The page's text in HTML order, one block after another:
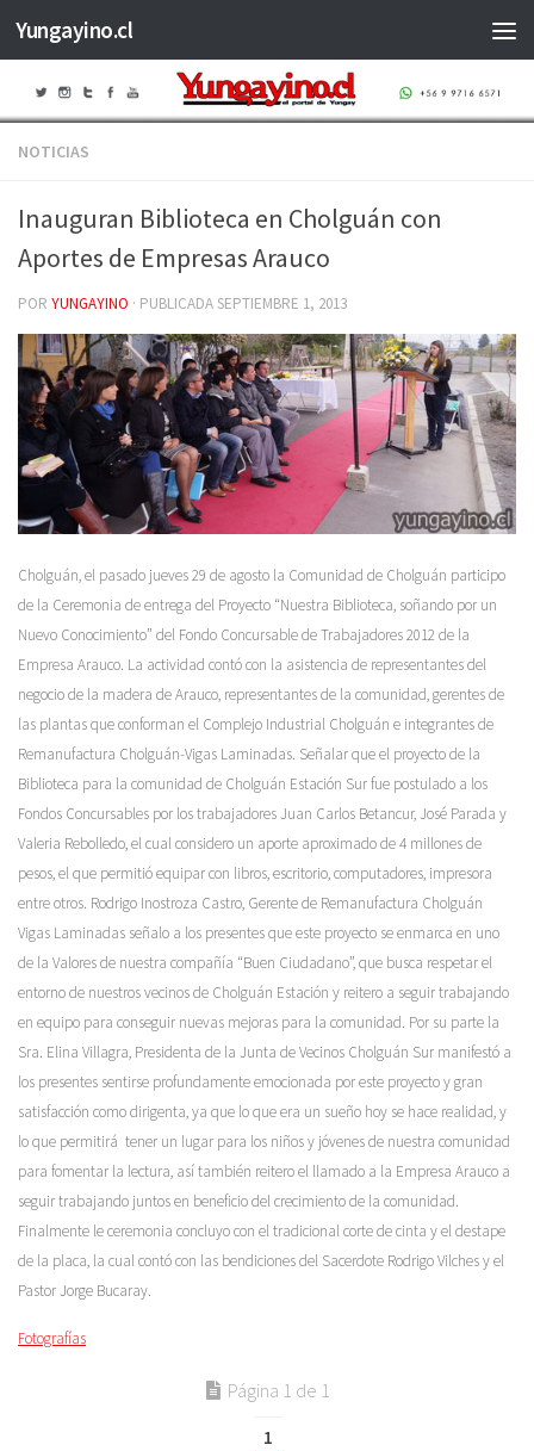
Saltar al contenido
Yungayino.cl
NOTICIAS
Inauguran Biblioteca en Cholguán con
Aportes de Empresas Arauco
POR YUNGAYINO · PUBLICADASEPTIEMBRE 1, 2013
Cholguán, el pasado jueves 29 de agosto la Comunidad de Cholguán participo
de la Ceremonia de entrega del Proyecto “Nuestra Biblioteca, soñando por un
Nuevo Conocimiento” del Fondo Concursable de Trabajadores 2012 de la
Empresa Arauco. La actividad contó con la asistencia de representantes del
negocio de la madera de Arauco, representantes de la comunidad, gerentes de
las plantas que conforman el Complejo Industrial Cholguán e integrantes de
Remanufactura Cholguán-Vigas Laminadas. Señalar que el proyecto de la
Biblioteca para la comunidad de Cholguán Estación Sur fue postulado a los
Fondos Concursables por los trabajadores Juan Carlos Betancur, José Parada y
Valeria Rebolledo, el cual considero un aporte aproximado de 4 millones de
pesos, el que permitió equipar con libros, escritorio, computadores, impresora
entre otros. Rodrigo Inostroza Castro, Gerente de Remanufactura Cholguán
Vigas Laminadas señalo a los presentes que este proyecto se enmarca en uno
de la Valores de nuestra compañía “Buen Ciudadano”, que busca respetar el
entorno de nuestros vecinos de Cholguán Estación y reitero a seguir trabajando
en equipo para conseguir nuevas mejoras para la comunidad. Por su parte la
Sra. Elina Villagra, Presidenta de la Junta de Vecinos Cholguán Sur manifestó a
los presentes sentirse profundamente emocionada por este proyecto y gran
satisfacción como dirigenta, ya que lo que era un sueño hoy se hace realidad, y
lo que permitirá tener un lugar para los niños y jóvenes de nuestra comunidad
para fomentar la lectura, así también reitero el llamado a la Empresa Arauco a
seguir trabajando juntos en beneficio del crecimiento de la comunidad.
Finalmente le ceremonia concluyo con el tradicional corte de cinta y el destape
de la placa, la cual contó con las bendiciones del Sacerdote Rodrigo Vilches y el
Pastor Jorge Bucaray.
Fotografías
Página 1 de 1
1